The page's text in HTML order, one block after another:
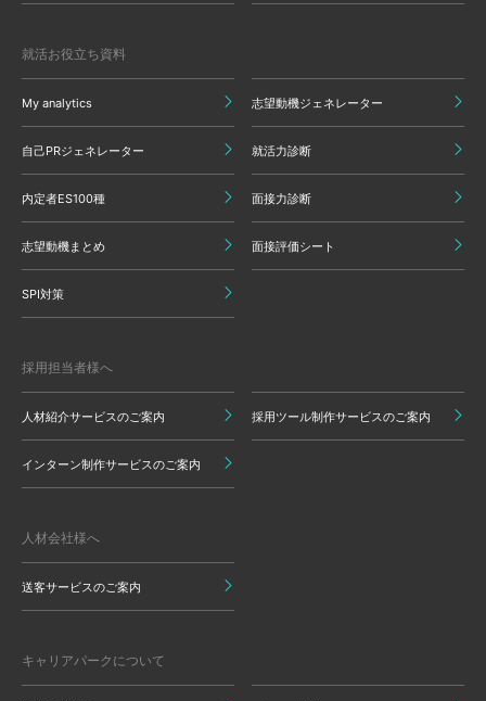
就活お役立ち資料
My analytics 志望動機ジェネレーター
自己PRジェネレーター 就活力診断
内定者ES100種 面接力診断
志望動機まとめ 面接評価シート
SPI対策
採用担当者様へ
人材紹介サービスのご案内 採用ツール制作サービスのご案内
インターン制作サービスのご案内
人材会社様へ
送客サービスのご案内
キャリアパークについて